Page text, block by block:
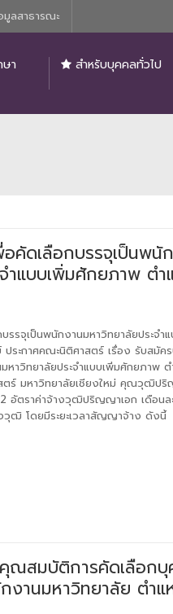
มูลสาธารณะ
า สำหรับบุคคลทั่วไป
คัดเลือกบรรจุเป็นพนั
ำแบบเพิ่มศักยภาพ ตำ
รรจุเป็นพนักงานมหาวิทยาลัยประจำ
ระกาศคณะนิติศาสตร์ เรื่อง รับสมัค
หาวิทยาลัยประจำแบบเพิ่มศักยภาพ
ตร์ มหาวิทยาลัยเชียงใหม่ คุณวุฒิปริ
อัตราค่าจ้างวุฒิปริญญาเอก เดือนล
วุฒิ โดยมีระยะเวลาสัญญาจ้าง ดังนี้
ณสมบัติการคัดเลือกบุ
งานมหาวิทยาลัย ตำแ